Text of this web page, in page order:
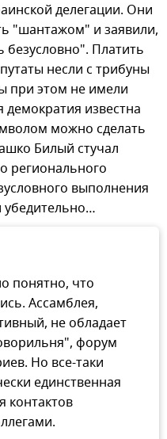
делегации. Они
"шантажом" и заявили,
безусловно". Платить
несли с трибуны
при этом не имели
демократия известна
можно сделать
Билый стучал
регионального
выполнения
убедительно…
понятно, что
Ассамблея,
не обладает
форум
Но все-таки
единственная
контактов